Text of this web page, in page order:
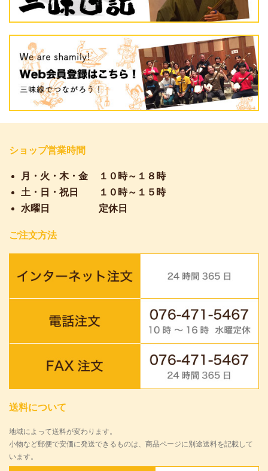
ショップ営業時間
月・火・木・金
１０時～１８時
土・日・祝日
１０時～１５時
水曜日
定休日
ご注文方法
送料について
地域によって送料が変わります。
小物など郵便で安価に発送できるものは、商品ページに別途送料を記載して
います。